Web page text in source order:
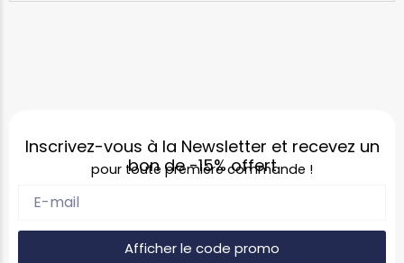
Inscrivez-vous à la Newsletter et recevez un
bon de -15% offert
pour toute première commande !
Afficher le code promo